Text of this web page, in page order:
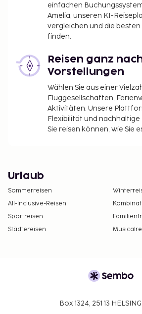
einfachen
Amelia, unseren KI-
vergleichen und die
finden.
Reisen ganz
Vorstellungen
Wählen Sie aus einer
Fluggesellschaften,
Aktivitäten. Unsere
Flexibilität und
Sie reisen können, wie Sie
Urlaub
Sommerreisen
All-Inclusive-Reisen
Sportreisen
Städtereisen
Box 1324, 251 13